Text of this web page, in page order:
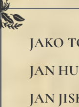
JAKO
JAN
JAN